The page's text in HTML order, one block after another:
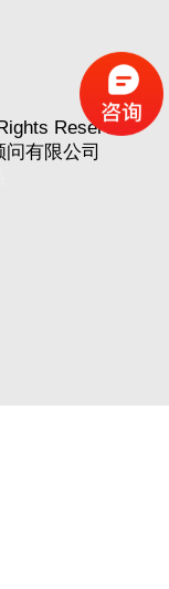
Reserved
有限公司